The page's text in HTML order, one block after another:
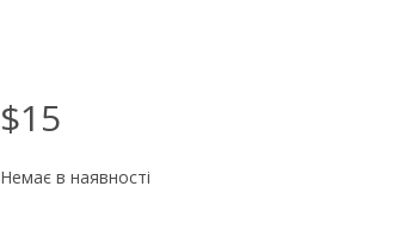
$15
Немає в наявності